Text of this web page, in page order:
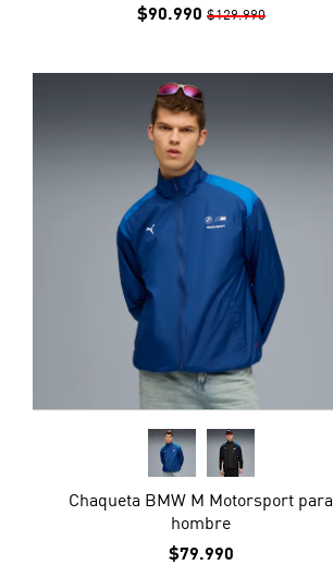
$90.990 $129.990
Chaqueta BMW M Motorsport para
hombre
$79.990